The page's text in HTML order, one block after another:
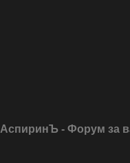
АспиринЪ - Форум за